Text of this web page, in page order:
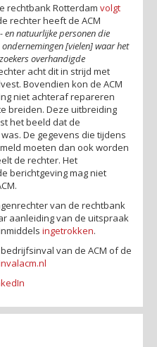
rechtbank Rotterdam volgt
rechter heeft de ACM
en natuurlijke personen die
[vielen] waar het
overhandigde
acht dit in strijd met
Bovendien kon de ACM
niet achteraf repareren
breiden. Deze uitbreiding
het beeld dat de
De gegevens die tijdens
moeten dan ook worden
de rechter. Het
berichtgeving mag niet
van de rechtbank
aanleiding van de uitspraak
ingetrokken.
van de ACM of de